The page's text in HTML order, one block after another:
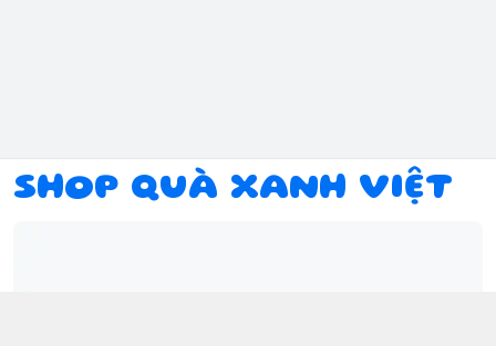
SHOP QUÀ XANH VIỆT